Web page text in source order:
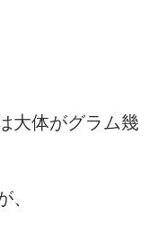
大体がグラム幾
、